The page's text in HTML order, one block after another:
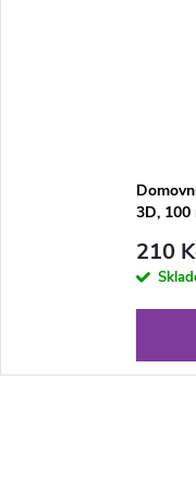
3D, 100
210